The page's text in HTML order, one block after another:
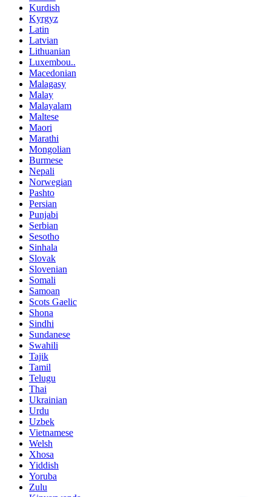
Kurdish
Kyrgyz
Latin
Latvian
Lithuanian
Luxembou..
Macedonian
Malagasy
Malay
Malayalam
Maltese
Maori
Marathi
Mongolian
Burmese
Nepali
Norwegian
Pashto
Persian
Punjabi
Serbian
Sesotho
Sinhala
Slovak
Slovenian
Somali
Samoan
Scots Gaelic
Shona
Sindhi
Sundanese
Swahili
Tajik
Tamil
Telugu
Thai
Ukrainian
Urdu
Uzbek
Vietnamese
Welsh
Xhosa
Yiddish
Yoruba
Zulu